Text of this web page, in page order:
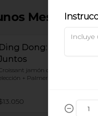
Mestiere
Ding Dong: Mejor
jamón queso+ Café a
+ Palmerita